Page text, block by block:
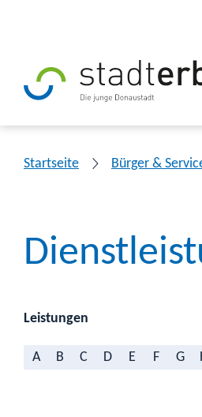
Startseite Bürger &
Leistungen
A B C D E F G